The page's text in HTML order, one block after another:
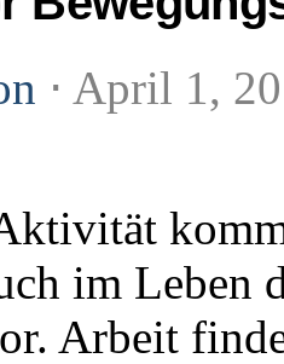
⋅ April 1,
im Leben
Arbeit